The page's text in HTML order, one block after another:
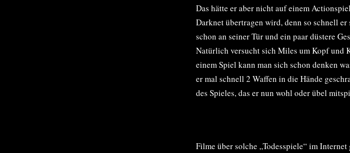
Das hätte er aber nicht auf einem
Darknet übertragen wird, denn so schnell
schon an seiner Tür und ein paar düstere
Natürlich versucht sich Miles um Kopf und
einem Spiel kann man sich schon denken
er mal schnell 2 Waffen in die Hände
des Spieles, das er nun wohl oder übel
Filme über solche „Todesspiele“ im